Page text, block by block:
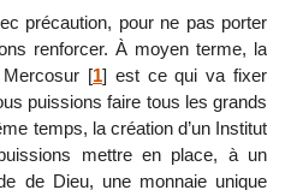
précaution, pour ne pas porter
renforcer. À moyen terme, la
[1] est ce qui va fixer
puissions faire tous les grands
temps, la création d’un Institut
mettre en place, à un
de Dieu, une monnaie unique